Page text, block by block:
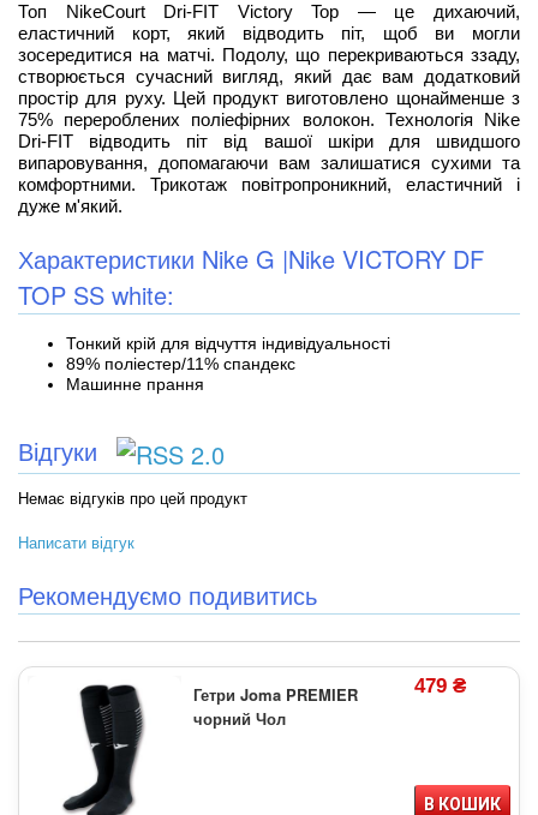
Топ NikeCourt Dri-FIT Victory Top — це дихаючий,
еластичний корт, який відводить піт, щоб ви могли
зосередитися на матчі. Подолу, що перекриваються ззаду,
створюється сучасний вигляд, який дає вам додатковий
простір для руху. Цей продукт виготовлено щонайменше з
75% перероблених поліефірних волокон. Технологія Nike
Dri-FIT відводить піт від вашої шкіри для швидшого
випаровування, допомагаючи вам залишатися сухими та
комфортними. Трикотаж повітропроникний, еластичний і
дуже м'який.
Характеристики Nike G |Nike VICTORY DF
TOP SS white:
Тонкий крій для відчуття індивідуальності
89% поліестер/11% спандекс
Машинне прання
Відгуки
Немає відгуків про цей продукт
Написати відгук
Рекомендуємо подивитись
Гетри Joma PREMIER
чорний Чол
479 ₴
В КОШИК